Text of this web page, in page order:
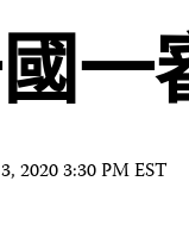
一
2020 3:30 PM EST